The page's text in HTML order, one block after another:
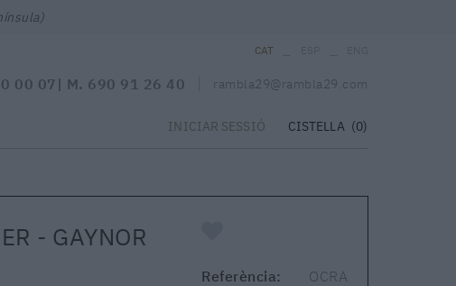
CAT
00 07 | M. 690 91 26 40 rambla29@rambla29.com
INICIAR SESSIÓ CISTELLA (0)
- GAYNOR
Referència: OCRA